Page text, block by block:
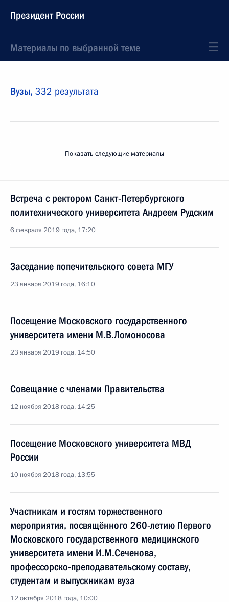
Президент России
Материалы по выбранной теме
Вузы, 332 результата
Показать следующие материалы
Встреча с ректором Санкт-Петербургского
политехнического университета Андреем Рудским
6 февраля 2019 года, 17:20
Заседание попечительского совета МГУ
23 января 2019 года, 16:10
Посещение Московского государственного
университета имени М.В.Ломоносова
23 января 2019 года, 14:50
Совещание с членами Правительства
12 ноября 2018 года, 14:25
Посещение Московского университета МВД
России
10 ноября 2018 года, 13:55
Участникам и гостям торжественного
мероприятия, посвящённого 260-летию Первого
Московского государственного медицинского
университета имени И.М.Сеченова,
профессорско-преподавательскому составу,
студентам и выпускникам вуза
12 октября 2018 года, 10:00